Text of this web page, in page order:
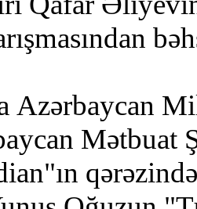
Azərbaycan
Mətbuat